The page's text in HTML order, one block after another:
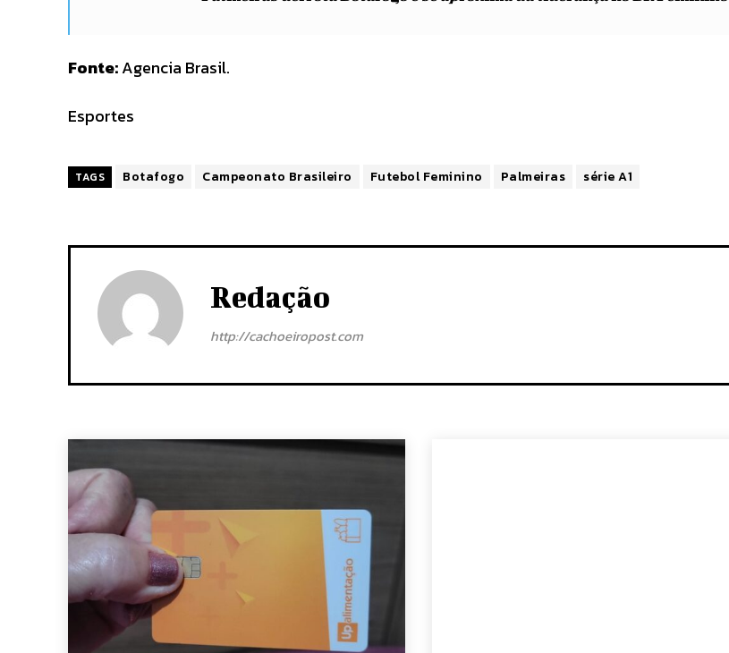
Fonte:Agencia Brasil.
Esportes
TAGS Botafogo Campeonato Brasileiro Futebol Feminino Palmeiras série A1
Redação
http://cachoeiropost.com